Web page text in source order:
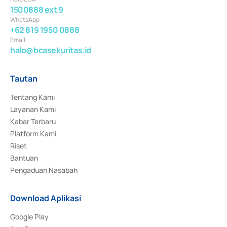
1500888 ext 9
WhatsApp
+62 819 1950 0888
Email
halo@bcasekuritas.id
Tautan
Tentang Kami
Layanan Kami
Kabar Terbaru
Platform Kami
Riset
Bantuan
Pengaduan Nasabah
Download Aplikasi
Google Play